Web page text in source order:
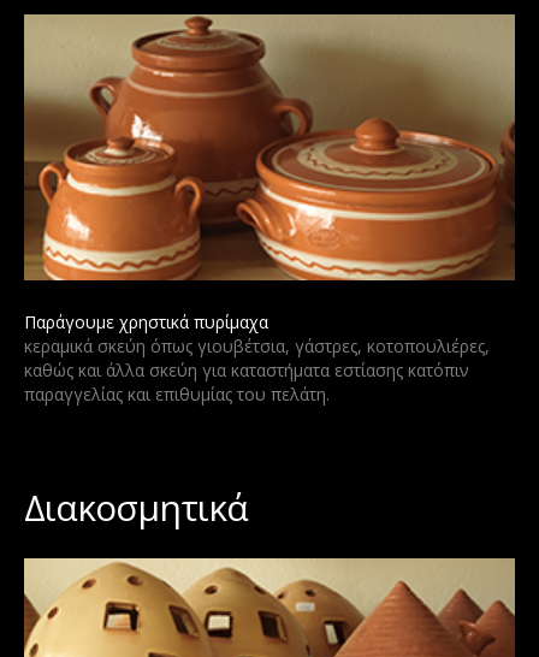
Παράγουμε χρηστικά πυρίμαχα
κεραμικά σκεύη όπως γιουβέτσια, γάστρες, κοτοπουλιέρες,
καθώς και άλλα σκεύη για καταστήματα εστίασης κατόπιν
παραγγελίας και επιθυμίας του πελάτη.
Διακοσμητικά